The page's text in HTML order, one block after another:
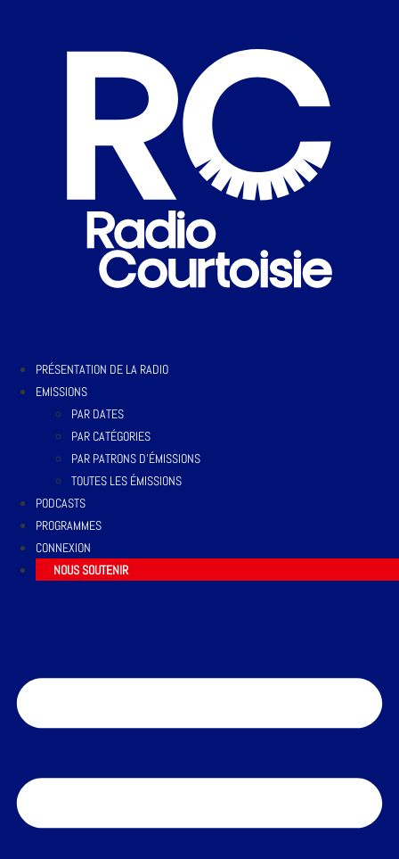
PRÉSENTATION DE LA RADIO
EMISSIONS
PAR DATES
PAR CATÉGORIES
PAR PATRONS D’ÉMISSIONS
TOUTES LES ÉMISSIONS
PODCASTS
PROGRAMMES
CONNEXION
NOUS SOUTENIR